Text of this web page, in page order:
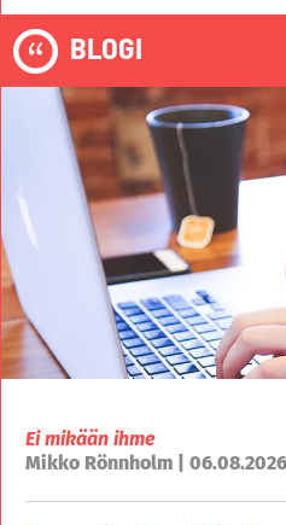
BLOGI
Ei mikään ihme
Mikko Rönnholm | 06.08.2026